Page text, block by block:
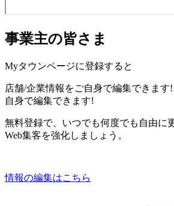
事業主の皆さま
Myタウンページに登録すると
店舗/企業情報をご自身で編集できます!
自身で編集できます!
無料登録で、いつでも何度でも自由に
Web集客を強化しましょう。
情報の編集はこちら